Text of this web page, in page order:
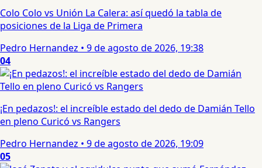
Colo Colo vs Unión La Calera: así quedó la tabla de
posiciones de la Liga de Primera
Pedro Hernandez • 9 de agosto de 2026, 19:38
04
¡En pedazos!: el increíble estado del dedo de Damián Tello
en pleno Curicó vs Rangers
Pedro Hernandez • 9 de agosto de 2026, 19:09
05